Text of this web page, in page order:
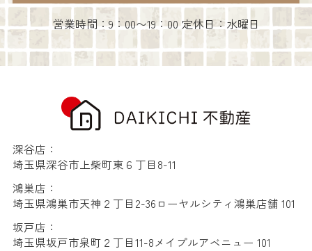
営業時間：9：00〜19：00 定休日：水曜日
深谷店：
埼玉県深谷市上柴町東６丁目8-11
鴻巣店：
埼玉県鴻巣市天神２丁目2-36ローヤルシティ鴻巣店舗 101
坂戸店：
埼玉県坂戸市泉町２丁目11-8メイプルアベニュー 101